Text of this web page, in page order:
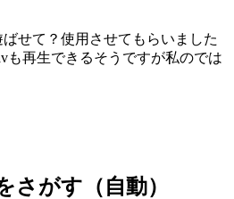
せて？使用させてもらいました
も再生できるそうですが私のでは
さがす（自動）